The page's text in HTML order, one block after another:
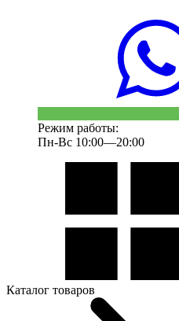
Режим работы:
Пн-Вс 10:00—20:00
Каталог товаров